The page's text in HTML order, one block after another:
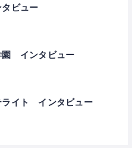
ビュー
園 インタビュー
ライト インタビュー